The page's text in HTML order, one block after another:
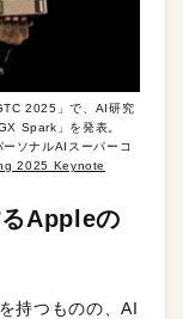
2025」で、AI研究
Spark」を発表。
ソナルAIスーパーコ
2025 Keynote
Appleの
持つものの、AI